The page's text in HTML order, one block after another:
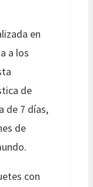
en
a los
de
de 7 días,
de
con